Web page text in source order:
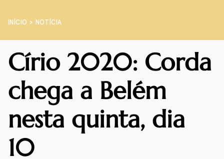
INÍCIO NOTÍCIA
Círio 2020: Corda
chega a Belém
nesta quinta, dia
10